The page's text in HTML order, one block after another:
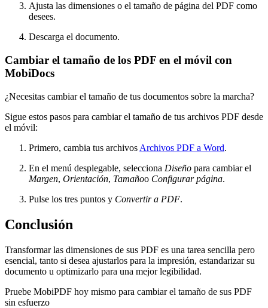
Ajusta las dimensiones o el tamaño de página del PDF como
desees.
Descarga el documento.
Cambiar el tamaño de los PDF en el móvil con
MobiDocs
¿Necesitas cambiar el tamaño de tus documentos sobre la marcha?
Sigue estos pasos para cambiar el tamaño de tus archivos PDF desde
el móvil:
Primero, cambia tus archivos Archivos PDF a Word.
En el menú desplegable, selecciona Diseño para cambiar el
Margen, Orientación, Tamañoo Configurar página.
Pulse los tres puntos y Convertir a PDF.
Conclusión
Transformar las dimensiones de sus PDF es una tarea sencilla pero
esencial, tanto si desea ajustarlos para la impresión, estandarizar su
documento u optimizarlo para una mejor legibilidad.
Pruebe MobiPDF hoy mismo para cambiar el tamaño de sus PDF
sin esfuerzo